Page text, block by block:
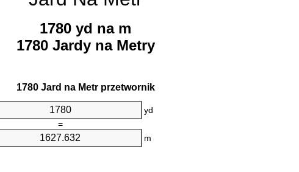
1780 yd na m
1780 Jardy na Metry
1780 Jard na Metr przetwornik
yd
=
m